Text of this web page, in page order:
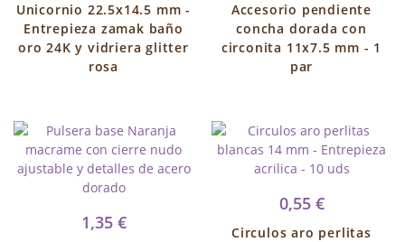
Unicornio 22.5x14.5 mm -
Entrepieza zamak baño
oro 24K y vidriera glitter
rosa
Accesorio pendiente
concha dorada con
circonita 11x7.5 mm - 1
par
1,35 €
0,55 €
Circulos aro perlitas